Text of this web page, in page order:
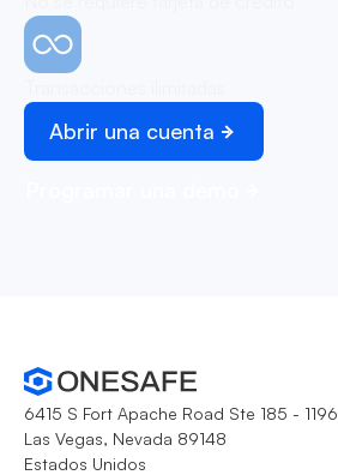
Abrir una cuenta
6415 S Fort Apache Road Ste 185 - 1196
Las Vegas, Nevada 89148
Estados Unidos